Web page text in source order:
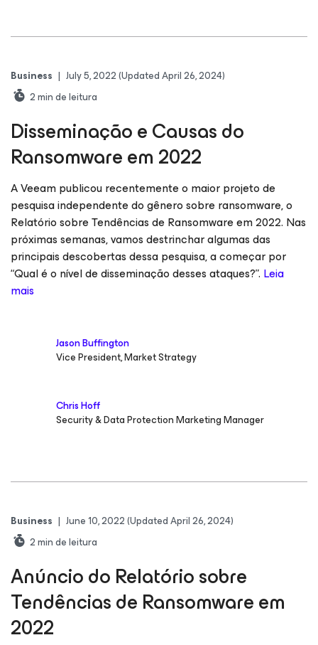
Business | July 5, 2022(Updated April 26, 2024)
2min de leitura
Disseminação e Causas do
Ransomware em 2022
A Veeam publicou recentemente o maior projeto de
pesquisa independente do gênero sobre ransomware, o
Relatório sobre Tendências de Ransomware em 2022. Nas
próximas semanas, vamos destrinchar algumas das
principais descobertas dessa pesquisa, a começar por
“Qual é o nível de disseminação desses ataques?”. Leia
mais
Jason Buffington
Vice President, Market Strategy
Chris Hoff
Security & Data Protection Marketing Manager
Business | June 10, 2022(Updated April 26, 2024)
2min de leitura
Anúncio do Relatório sobre
Tendências de Ransomware em
2022